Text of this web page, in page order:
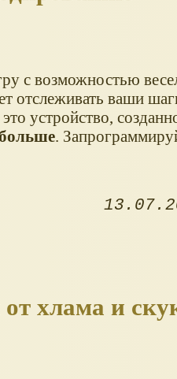
с возможностью
отслеживать ваши
устройство,
.
хлама и